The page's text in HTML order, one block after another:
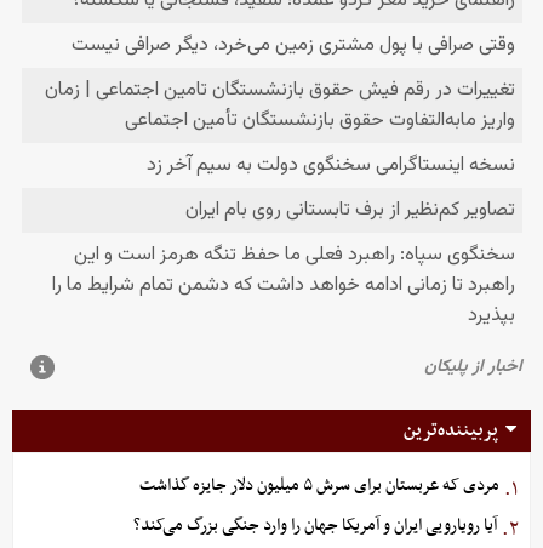
پربیننده‌ترین
۱. مردی که عربستان برای سرش ۵ میلیون دلار جایزه گذاشت
۲. آیا رویارویی ایران و آمریکا جهان را وارد جنگی بزرگ می‌کند؟